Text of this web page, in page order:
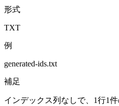
形式
TXT
例
generated-ids.txt
補足
インデックス列なしで、1行1